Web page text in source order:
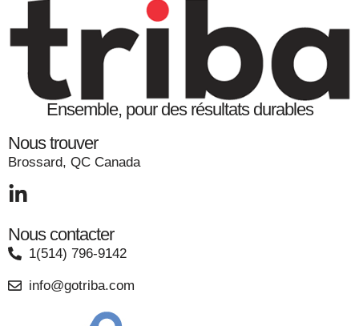
Ensemble, pour des résultats durables
Nous trouver
Brossard, QC Canada
Nous contacter
1(514) 796-9142
info@gotriba.com